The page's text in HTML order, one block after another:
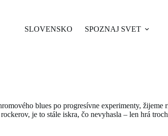
SLOVENSKO SPOZNAJ SVET
blues po progresívne experimenty,
je to stále iskra, čo nevyhasla – len hrá